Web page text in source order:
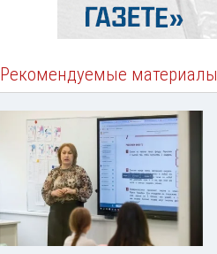
Рекомендуемые материалы